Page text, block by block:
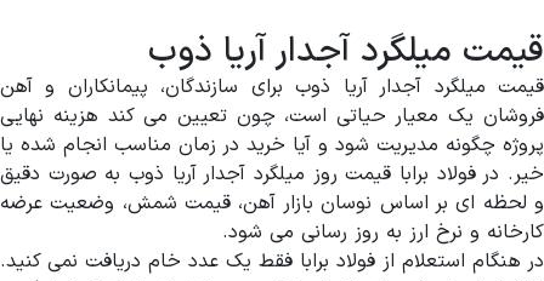
قیمت میلگرد آجدار آریا ذوب
قیمت میلگرد آجدار آریا ذوب برای سازندگان، پیمانکاران و آهن
فروشان یک معیار حیاتی است، چون تعیین می کند هزینه نهایی
پروژه چگونه مدیریت شود و آیا خرید در زمان مناسب انجام شده یا
خیر. در فولاد برابا قیمت روز میلگرد آجدار آریا ذوب به صورت دقیق
و لحظه ای بر اساس نوسان بازار آهن، قیمت شمش، وضعیت عرضه
کارخانه و نرخ ارز به روز رسانی می شود.
در هنگام استعلام از فولاد برابا فقط یک عدد خام دریافت نمی کنید.